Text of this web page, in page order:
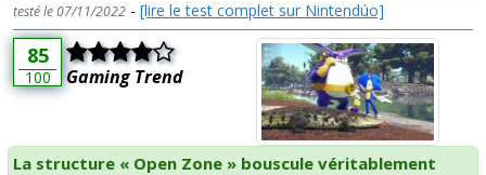
testé le 07/11/2022 - [lire le test complet sur Nintendúo]
85
100 Gaming Trend
La structure « Open Zone » bouscule véritablement